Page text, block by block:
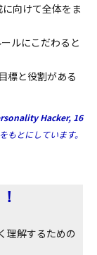
向けて全体をま
ルにこだわると
標と役割がある
Hacker, 16
をもとにしています。
理解するための